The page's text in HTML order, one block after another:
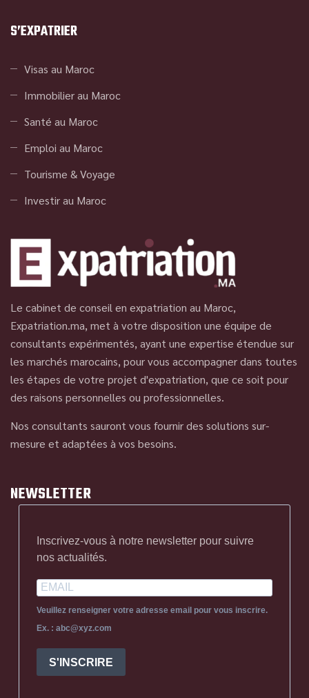
S’EXPATRIER
Visas au Maroc
Immobilier au Maroc
Santé au Maroc
Emploi au Maroc
Tourisme & Voyage
Investir au Maroc
Le cabinet de conseil en expatriation au Maroc,
Expatriation.ma, met à votre disposition une équipe de
consultants expérimentés, ayant une expertise étendue sur
les marchés marocains, pour vous accompagner dans toutes
les étapes de votre projet d'expatriation, que ce soit pour
des raisons personnelles ou professionnelles.
Nos consultants sauront vous fournir des solutions sur-
mesure et adaptées à vos besoins.
NEWSLETTER
Inscrivez-vous à notre newsletter pour suivre
nos actualités.
Veuillez renseigner votre adresse email pour vous inscrire.
Ex. : abc@xyz.com
S'INSCRIRE